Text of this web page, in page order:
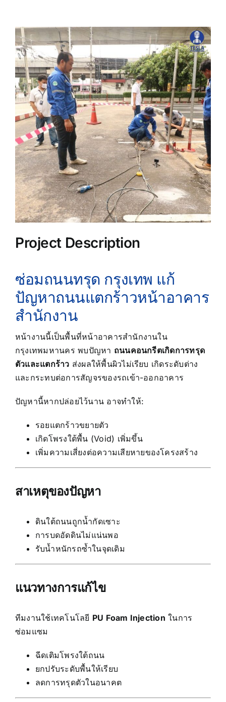
View
Larger
Image
Project Description
ซ่อมถนนทรุด กรุงเทพ แก้
ปัญหาถนนแตกร้าวหน้าอาคาร
สำนักงาน
หน้างานนี้เป็นพื้นที่หน้าอาคารสำนักงานใน
กรุงเทพมหานคร พบปัญหา ถนนคอนกรีตเกิดการทรุด
ตัวและแตกร้าว ส่งผลให้พื้นผิวไม่เรียบ เกิดระดับต่าง
และกระทบต่อการสัญจรของรถเข้า-ออกอาคาร
ปัญหานี้หากปล่อยไว้นาน อาจทำให้:
รอยแตกร้าวขยายตัว
เกิดโพรงใต้พื้น (Void) เพิ่มขึ้น
เพิ่มความเสี่ยงต่อความเสียหายของโครงสร้าง
สาเหตุของปัญหา
ดินใต้ถนนถูกน้ำกัดเซาะ
การบดอัดดินไม่แน่นพอ
รับน้ำหนักรถซ้ำในจุดเดิม
แนวทางการแก้ไข
ทีมงานใช้เทคโนโลยี PU Foam Injection ในการ
ซ่อมแซม
ฉีดเติมโพรงใต้ถนน
ยกปรับระดับพื้นให้เรียบ
ลดการทรุดตัวในอนาคต